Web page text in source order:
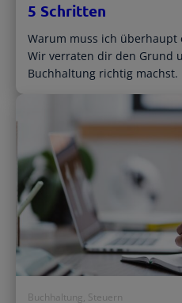
5 Schritten
Warum muss ich überhaupt
Wir verraten dir den Grund
Buchhaltung richtig machst.
Buchhaltung, Steuern